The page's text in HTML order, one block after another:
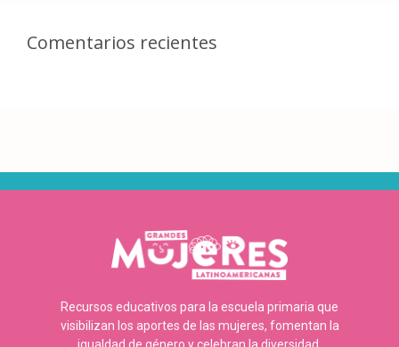
Comentarios recientes
Recursos educativos para la escuela primaria que
visibilizan los aportes de las mujeres, fomentan la
igualdad de género y celebran la diversidad.